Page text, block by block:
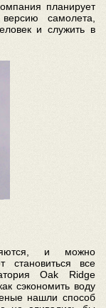
планирует
самолета,
и служить в
и можно
становиться все
Oak Ridge
сэкономить воду
нашли способ